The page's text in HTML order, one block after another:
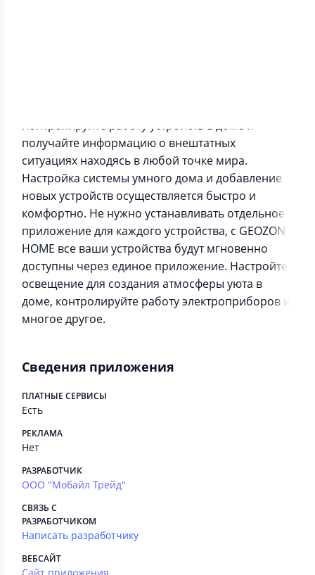
Контролируйте работу устройств в доме и
получайте информацию о внештатных
ситуациях находясь в любой точке мира.
Настройка системы умного дома и добавление
новых устройств осуществляется быстро и
комфортно. Не нужно устанавливать отдельное
приложение для каждого устройства, с GEOZON
HOME все ваши устройства будут мгновенно
доступны через единое приложение. Настройте
освещение для создания атмосферы уюта в
доме, контролируйте работу электроприборов и
многое другое.
Сведения приложения
ПЛАТНЫЕ СЕРВИСЫ
Есть
РЕКЛАМА
Нет
РАЗРАБОТЧИК
ООО "Мобайл Трейд"
СВЯЗЬ С
РАЗРАБОТЧИКОМ
Написать разработчику
ВЕБСАЙТ